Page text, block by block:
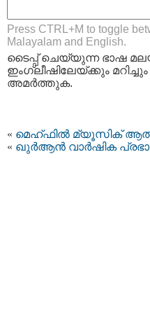
Press CTRL+M to toggle
Malayalam and English.
ടൈപ്പ്‌ ചെയ്യുന്ന ഭാഷ
ഇംഗ്ലീഷിലേയ്ക്കും
അമര്‍ത്തുക.
« മെഹ്ഫിൽ മ്യൂസിക്
« ഖുർആൻ വാർഷിക